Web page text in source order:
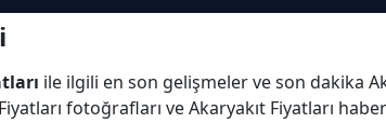
ile ilgili en son gelişmeler ve son dakika
fotoğrafları ve Akaryakıt Fiyatları